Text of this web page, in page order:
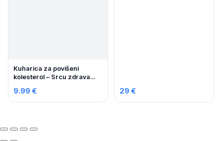
Kuharica za povišeni
kolesterol – Srcu zdrava
9.99 € 29 €